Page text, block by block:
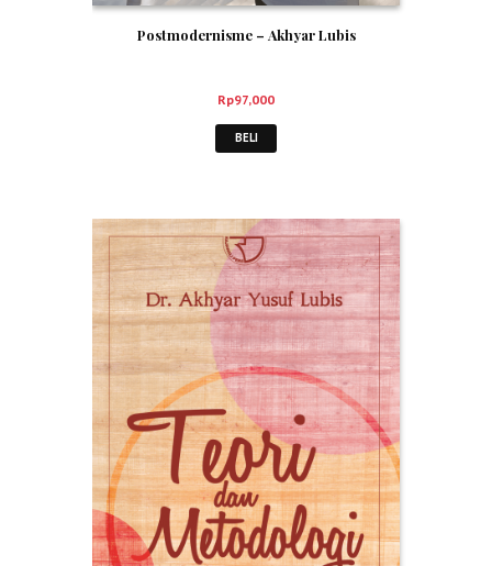
Postmodernisme – Akhyar Lubis
Rp97,000
BELI